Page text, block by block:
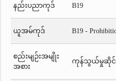
နည်းပညာကုဒ် B19
ယူအမ်ကုဒ် B19 -
စည်းမျဉ်းအမျိုး
အစား
ကုန်သွယ်မှုဆိုင်ရ